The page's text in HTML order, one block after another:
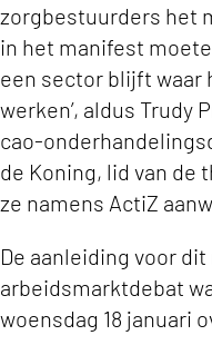
zorgbestuurders het
in het manifest
een sector blijft waar
werken’, aldus Trudy
cao-
de Koning, lid van de
ze namens ActiZ
De aanleiding voor
arbeidsmarktdebat
woensdag 18 januari